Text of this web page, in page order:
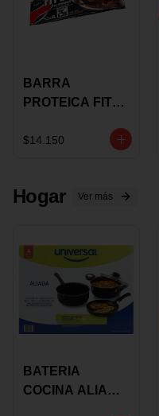
BARRA
PROTEICA FIT
CHOCOLATE X
$14.150
Hogar Ver más
BATERIA
COCINA ALIADA